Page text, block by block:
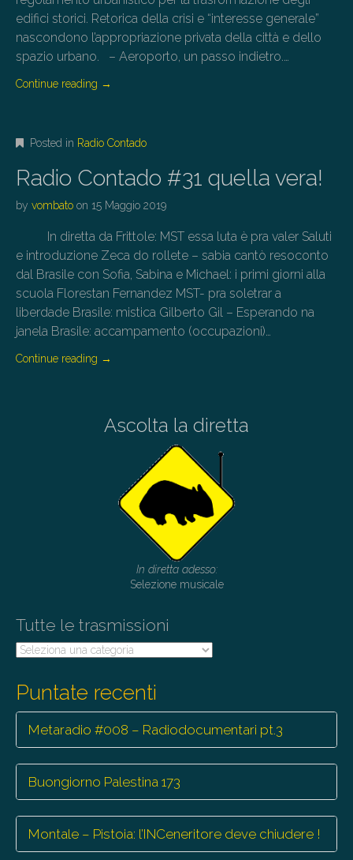
edifici storici. Retorica della crisi e “interesse generale”
nascondono l’appropriazione privata della città e dello
spazio urbano. – Aeroporto, un passo indietro.…
Continue reading →
Posted in Radio Contado
Radio Contado #31 quella vera!
by vombato on 15 Maggio 2019
In diretta da Frittole: MST essa luta è pra valer Saluti
e introduzione Zeca do rollete – sabia cantò resoconto
dal Brasile con Sofia, Sabina e Michael: i primi giorni alla
scuola Florestan Fernandez MST- pra soletrar a
liberdade Brasile: mistica Gilberto Gil – Esperando na
janela Brasile: accampamento (occupazioni)…
Continue reading →
Ascolta la diretta
In diretta adesso:
Selezione musicale
Tutte le trasmissioni
Tutte
Puntate recenti
Metaradio #008 – Radiodocumentari pt.3
Buongiorno Palestina 173
Montale – Pistoia: l’INCeneritore deve chiudere !